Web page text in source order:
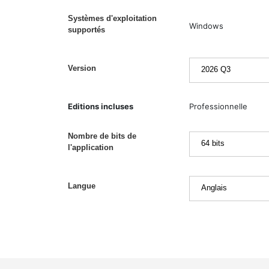
Systèmes d'exploitation
supportés
Windows
Version
Editions incluses Professionnelle
Nombre de bits de
l'application
Langue